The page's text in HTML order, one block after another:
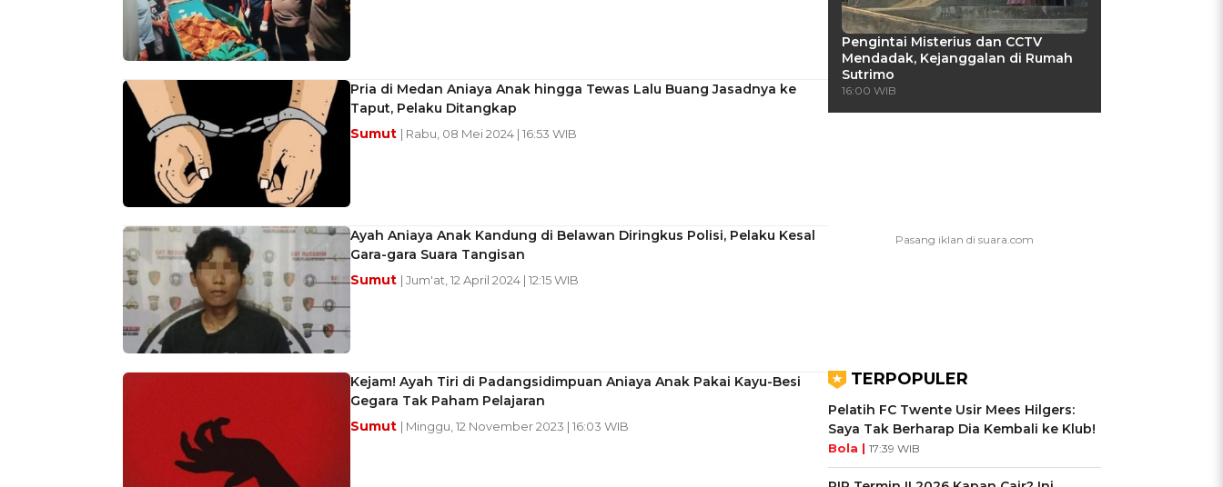
Pria di Medan Aniaya Anak hingga Tewas Lalu Buang Jasadnya ke
Taput, Pelaku Ditangkap
Sumut | Rabu, 08 Mei 2024 | 16:53 WIB
Ayah Aniaya Anak Kandung di Belawan Diringkus Polisi, Pelaku Kesal
Gara-gara Suara Tangisan
Sumut | Jum'at, 12 April 2024 | 12:15 WIB
Kejam! Ayah Tiri di Padangsidimpuan Aniaya Anak Pakai Kayu-Besi
Gegara Tak Paham Pelajaran
Sumut | Minggu, 12 November 2023 | 16:03 WIB
Pengintai Misterius dan CCTV
Mendadak, Kejanggalan di Rumah
Sutrimo
16:00 WIB
TERPOPULER
Pelatih FC Twente Usir Mees Hilgers:
Saya Tak Berharap Dia Kembali ke Klub!
Bola | 17:39 WIB